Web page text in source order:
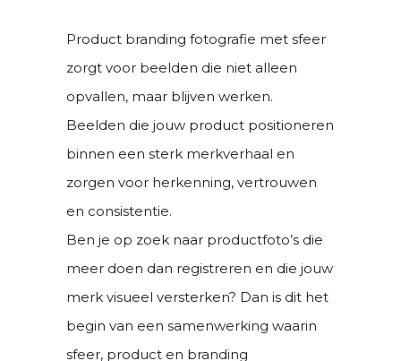
Product branding fotografie met sfeer
zorgt voor beelden die niet alleen
opvallen, maar blijven werken.
Beelden die jouw product positioneren
binnen een sterk merkverhaal en
zorgen voor herkenning, vertrouwen
en consistentie.
Ben je op zoek naar productfoto’s die
meer doen dan registreren en die jouw
merk visueel versterken? Dan is dit het
begin van een samenwerking waarin
sfeer, product en branding